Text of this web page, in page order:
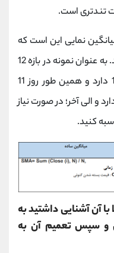
تندتری است.
نمایی این است که
به داده های اخیر وزن بیشتر می دهد. به عنوان نمونه در بازه 12
روزه روز، ارزش یا وزن بیشتر از روز 11 دارد و همین طور روز 11
و وزن بیشتری نسبت به روز 10 دارد و الی آخر؛ در صورت نیاز
کنید.
آن آشنایی داشتید به
و سپس تعمیم آن به